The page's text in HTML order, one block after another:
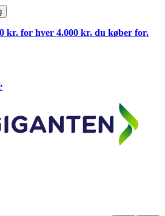
kr. for hver 4.000 kr. du køber for.